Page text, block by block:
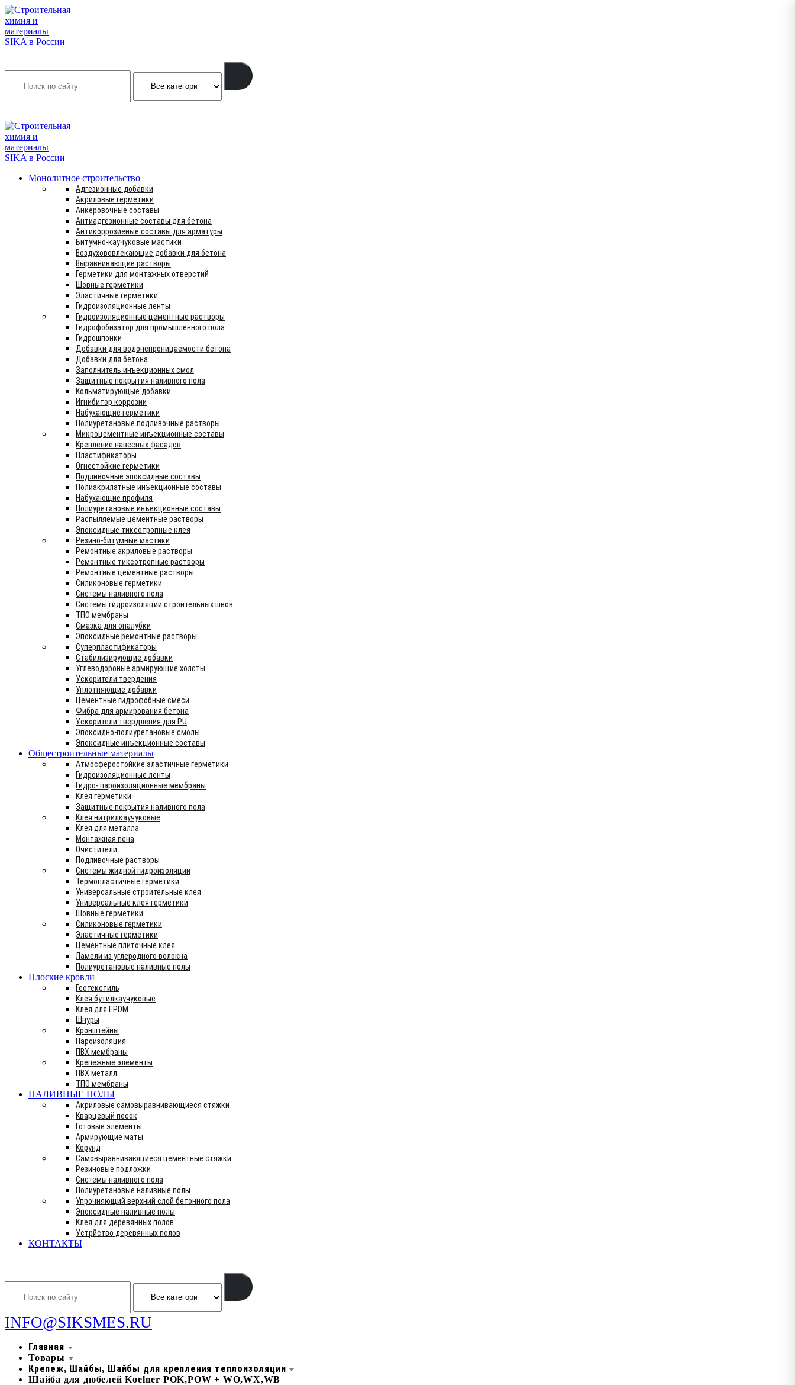
Монолитное строительство
Адгезионные добавки
Акриловые герметики
Анкеровочные составы
Антиадгезионные составы для бетона
Антикоррозиеные составы для арматуры
Битумно-каучуковые мастики
Воздухововлекающие добавки для бетона
Выравнивающие растворы
Герметики для монтажных отверстий
Шовные герметики
Эластичные герметики
Гидроизоляционные ленты
Гидроизоляционные цементные растворы
Гидрофобизатор для промышленного пола
Гидрошпонки
Добавки для водонепроницаемости бетона
Добавки для бетона
Заполнитель инъекционных смол
Защитные покрытия наливного пола
Кольматирующые добавки
Игнибитор коррозии
Набухающие герметики
Полиуретановые подливочные растворы
Микроцементные инъекционные составы
Крепление навесных фасадов
Пластификаторы
Огнестойкие герметики
Подливочные эпоксидные составы
Полиакрилатные инъекционные составы
Набухающие профиля
Полиуретановые инъекционные составы
Распыляемые цементные растворы
Эпоксидные тиксотропные клея
Резино-битумные мастики
Ремонтные акриловые растворы
Ремонтные тиксотропные растворы
Ремонтные цементные растворы
Силиконовые герметики
Системы наливного пола
Системы гидроизоляции строительных швов
ТПО мембраны
Смазка для опалубки
Эпоксидные ремонтные растворы
Суперпластификаторы
Стабилизирующие добавки
Углеводороные армирующие холсты
Ускорители твердения
Уплотняющие добавки
Цементные гидрофобные смеси
Фибра для армирования бетона
Ускорители твердления для PU
Эпоксидно-полиуретановые смолы
Эпоксидные инъекционные составы
Общестроительные материалы
Атмосферостойкие эластичные герметики
Гидроизоляционные ленты
Гидро- пароизоляционные мембраны
Клея герметики
Защитные покрытия наливного пола
Клея нитрилкаучуковые
Клея для металла
Монтажная пена
Очистители
Подливочные растворы
Системы жидной гидроизоляции
Термопластичные герметики
Универсальные строительные клея
Универсальные клея герметики
Шовные герметики
Силиконовые герметики
Эластичные герметики
Цементные плиточные клея
Ламели из углеродного волокна
Полиуретановые наливные полы
Плоские кровли
Геотекстиль
Клея бутилкаучуковые
Клея для EPDM
Шнуры
Кронштейны
Пароизоляция
ПВХ мембраны
Крепежные элементы
ПВХ металл
ТПО мембраны
НАЛИВНЫЕ ПОЛЫ
Акриловые самовыравнивающиеся стяжки
Кварцевый песок
Готовые элементы
Армирующие маты
Корунд
Самовыравнивающиеся цементные стяжки
Резиновые подложки
Системы наливного пола
Полиуретановые наливные полы
Упрочняющий верхний слой бетонного пола
Эпоксидные наливные полы
Клея для деревянных полов
Устрйство деревянных полов
КОНТАКТЫ
INFO@SIKSMES.RU
Главная
Товары
Крепеж, Шайбы, Шайбы для крепления теплоизоляции
Шайба для дюбелей Koelner POK,POW + WO,WX,WB